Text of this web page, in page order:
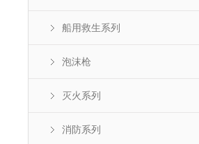
船用救生系列
泡沫枪
灭火系列
消防系列